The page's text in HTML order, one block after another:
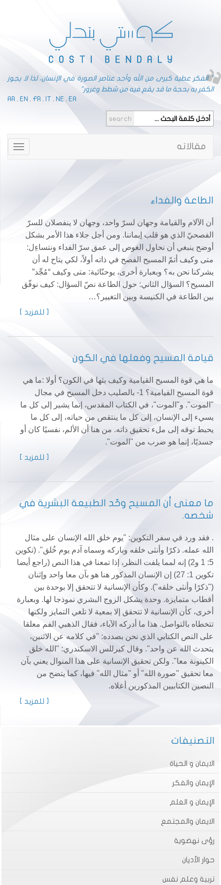
" الفكر عطية كبرى من الله وأحد عناصر الصورة في الإنسان، لذا لا يجوز
الكفر به بحجة ما قد يقع فيه من شطط وغرور"
AR . EN . FR . IT . NE . EA
مقالاته
الطاعة والفداء
أن الآلام والقيامة وجهان لسرّ واحد، وجهان لا ينفصلان للسرّ
الفصحيّ الذي هو قلب إيماننا. ومن أجل جلاء هذا الأمر بشكل
أوضح ينبغي أن نحاول الغوص إلى عمق سرّ الفداء ونتساءِل:
متى وكيف أتمّ المسيح الفصح في ذاته أولاً، لكي يتاح له أن
يشركنا نحن به؟ وبعبارة أخرى، يوحنّائية: متى وكيف “مُجِّد”
المسيح؟ السؤال الثاني: حول الطاعة نصّ السؤال: كيف نوفّق
بين الطاعة في الكنيسة وبين التغيير؟…
[ للمزيد ]
قيامة المسيح وفعلها في الكون
ما هي قوة المسيح القيامية وكيف بثها في الكون؟ أولا :ما هي
قوة المسيح القيامية؟ 1- بالصليب دخل المسيح في مجال
"الموت". و"الموت"، في الكتاب المقدس، إنما يشير إلى كل ما
يسيء إلى الإنسان، إلى كل ما ينتقص من حياته، إلى كل ما
يحبط توقه إلى ملء تحقيق ذاته. من هنا أن الألم، نفسيًا كان أو
جسديًا، إنما هو ضرب من "الموت".
[ للمزيد ]
ما معنى أن المسيح وحّد الطبيعة البشرية في
شخصه.
. فقد ورد في سفر التكوين: "يوم خلق الله الإنسان على مثال
الله عمله. ذكرًا وأنثى خلقه وباركه وسماه آدم يوم خُلق". (تكوين
5: 1 و2) إنه لمما يلفت النظر، إذا تمعنا في هذا النص (راجع أيضا
تكوين 1: 27) إن الإنسان المذكور هنا هو بآن معا واحد وإثنان
("ذكرًا وأنثى خلقه"). وكأن الإنسانية لا تتحقق إلا بوحدة بين
أقطاب متمايزة. وحدة يشكل الزوج البشري نموذجا لها. وبعبارة
أخرى، كأن الإنسانية لا تتحقق إلا بمعية لا تلغي التمايز ولكنها
تتخطاه بالتواصل. هذا ما أدركه الآباء، فقال الذهبي الفم معلقا
على النص الكتابي الذي نحن بصدده: "في كلامه عن الاثنين،
يتحدث الله عن واحد". وقال كيرللس الاسكندري: "الله خلق
الكينونة معا". ولكن تحقيق الإنسانية على هذا المنوال يعني بآن
معا تحقيق "صورة الله" أو "مثال الله" فيها، كما يتضح من
النصين الكتابيين المذكورين أعلاه.
[ للمزيد ]
التصنيفات
الايمان و الحياة
الإيمان والفكر
الإيمان و العلم
الايمان والمجتمع
رؤى نهضوية
حوار الأديان
تربية وعلم نفس